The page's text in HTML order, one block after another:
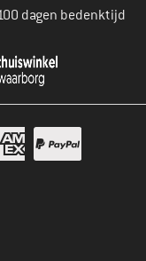
dagen bedenktijd